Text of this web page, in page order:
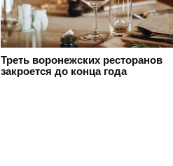
Треть воронежских ресторанов
закроется до конца года